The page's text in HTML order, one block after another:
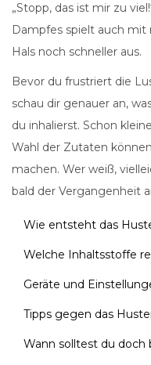
„Stopp, das ist mir zu
Dampfes spielt auch mit
Hals noch schneller aus.
Bevor du frustriert die
schau dir genauer an,
du inhalierst. Schon
Wahl der Zutaten
machen. Wer weiß,
bald der Vergangenheit
Wie entsteht das
Welche Inhaltsstoffe
Geräte und
Tipps gegen das
Wann solltest du doch